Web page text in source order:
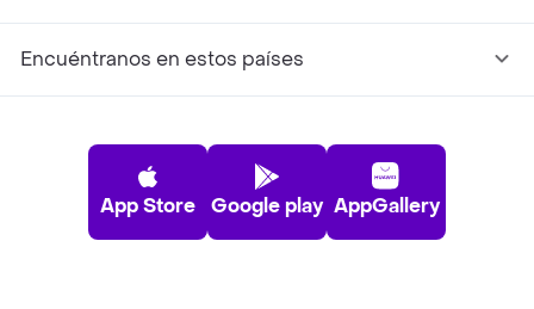
Encuéntranos en estos países
App Store Google play AppGallery